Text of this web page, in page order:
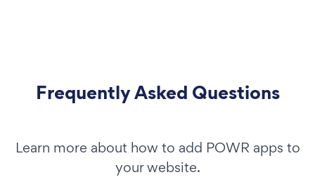
Frequently Asked Questions
Learn more about how to add POWR apps to
your website.